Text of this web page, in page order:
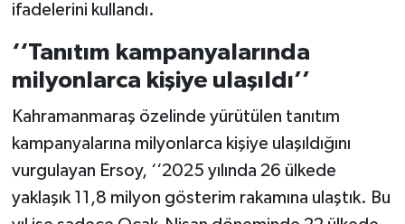
ifadelerini kullandı.
‘‘Tanıtım kampanyalarında
milyonlarca kişiye ulaşıldı’’
Kahramanmaraş özelinde yürütülen tanıtım
kampanyalarına milyonlarca kişiye ulaşıldığını
vurgulayan Ersoy, ‘‘2025 yılında 26 ülkede
yaklaşık 11,8 milyon gösterim rakamına ulaştık. Bu